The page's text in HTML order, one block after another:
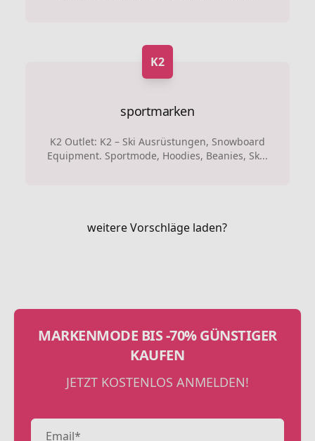
K2
sportmarken
K2 Outlet: K2 – Ski Ausrüstungen, Snowboard
Equipment. Sportmode, Hoodies, Beanies, Sk...
weitere Vorschläge laden?
MARKENMODE BIS -70% GÜNSTIGER
KAUFEN
JETZT KOSTENLOS ANMELDEN!